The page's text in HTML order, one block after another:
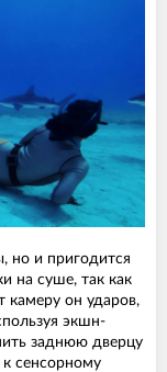
но и пригодится
на суше, так как
камеру он ударов,
экшн-
заднюю дверцу
к сенсорному